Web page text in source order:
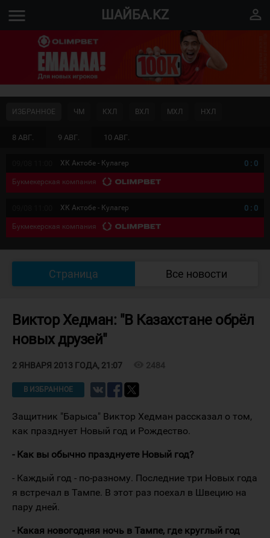
menu ШАЙБА.KZ perm_identity
8 АВГ. 9 АВГ. 10 АВГ.
ИЗБРАННОЕ ЧМ КХЛ ВХЛ МХЛ НХЛ
ХК Актобе - Кулагер 0 : 0
Букмекерская компания
ХК Актобе - Кулагер 0 : 0
Букмекерская компания
Страница Все новости
Виктор Хедман: "В Казахстане обрёл
новых друзей"
2 ЯНВАРЯ 2013 ГОДА, 21:07 2484
В ИЗБРАННОЕ
Защитник "Барыса" Виктор Хедман рассказал о том,
как празднует Новый год и Рождество.
- Как вы обычно празднуете Новый год?
- Каждый год - по-разному. Последние три Новых года
я встречал в Тампе. В этот раз поехал в Швецию на
пару дней.
- Какая новогодняя ночь в Тампе, где круглый год